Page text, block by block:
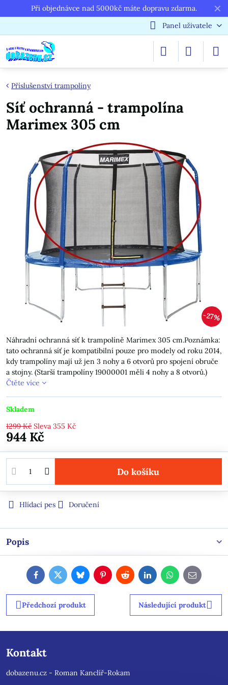
✕
Při objednávce nad 5000kč máte dopravu zdarma.
Panel uživatele
27%
Příslušenství trampolíny
Síť ochranná - trampolína
Marimex 305 cm
Náhradní ochranná síť k trampolíně Marimex 305 cm.Poznámka:
tato ochranná síť je kompatibilní pouze pro modely od roku 2014,
kdy trampolíny mají už jen 3 nohy a 6 otvorů pro spojení obruče
a stojny. (Starší trampolíny 19000001 měli 4 nohy a 8 otvorů.)
Čtěte více
Skladem
1299 Kč Sleva 355 Kč
944 Kč
Do košíku
Hlídací pes Doručení
Popis
FacebookTwitterBlueskyPinterestRedditLinkedInWhatsApp
E-
mail
Předchozí produkt Následující produkt
Kontakt
dobazenu.cz - Roman Kanclíř-Rokam